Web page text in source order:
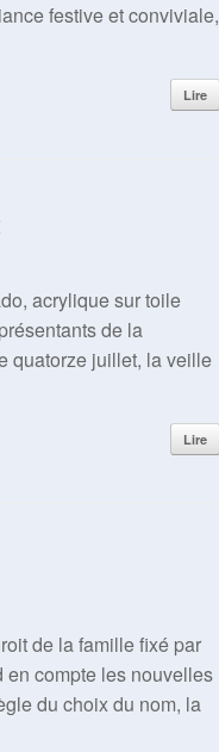
festive et conviviale,
Lire
acrylique sur toile
de la
quatorze juillet, la veille
Lire
de la famille fixé par
en compte les nouvelles
du choix du nom, la